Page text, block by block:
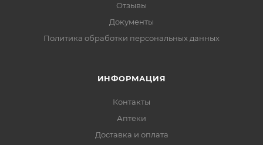
Отзывы
Документы
Политика обработки персональных данных
ИНФОРМАЦИЯ
Контакты
Аптеки
Доставка и оплата